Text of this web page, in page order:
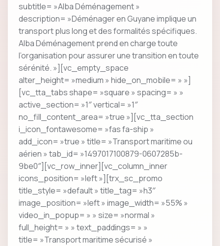
subtitle= »Alba Déménagement »
description= »Déménager en Guyane implique un
transport plus long et des formalités spécifiques.
Alba Déménagement prend en charge toute
l’organisation pour assurer une transition en toute
sérénité. »][vc_empty_space
alter_height= »medium » hide_on_mobile= » »]
[vc_tta_tabs shape= »square » spacing= » »
active_section= »1″ vertical= »1″
no_fill_content_area= »true »][vc_tta_section
i_icon_fontawesome= »fas fa-ship »
add_icon= »true » title= »Transport maritime ou
aérien » tab_id= »1497017100879-0607285b-
9be0″][vc_row_inner][vc_column_inner
icons_position= »left »][trx_sc_promo
title_style= »default » title_tag= »h3″
image_position= »left » image_width= »55% »
video_in_popup= » » size= »normal »
full_height= » » text_paddings= » »
title= »Transport maritime sécurisé »